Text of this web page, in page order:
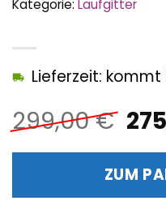
299,00€
Lieferzeit:
ZUM
Kategorie: Laufgitter